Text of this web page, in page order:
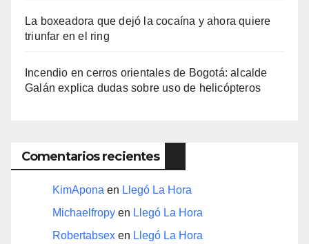
La boxeadora que dejó la cocaína y ahora quiere
triunfar en el ring​
Incendio en cerros orientales de Bogotá: alcalde
Galán explica dudas sobre uso de helicópteros
Comentarios recientes
KimApona en Llegó La Hora
Michaelfropy en Llegó La Hora
Robertabsex en Llegó La Hora